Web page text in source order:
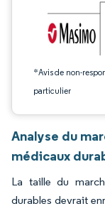
*Avis de non-
particulier
Analyse du
médicaux
La taille du
durables devrait